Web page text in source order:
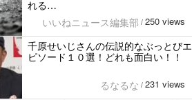
れる…
いいねニュース編集部 / 250 views
千原せいじさんの伝説的なぶっとびエ
ピソード１０選！どれも面白い！！
るなるな / 231 views